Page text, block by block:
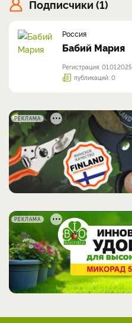
Подписчики (1)
Россия
Бабий Мария
Регистрация: 01.01.2025
публикаций: 0
РЕКЛАМА
РЕКЛАМА